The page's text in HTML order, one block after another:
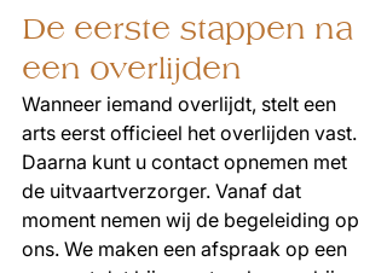
De eerste stappen na
een overlijden
Wanneer iemand overlijdt, stelt een
arts eerst officieel het overlijden vast.
Daarna kunt u contact opnemen met
de uitvaartverzorger. Vanaf dat
moment nemen wij de begeleiding op
ons. We maken een afspraak op een